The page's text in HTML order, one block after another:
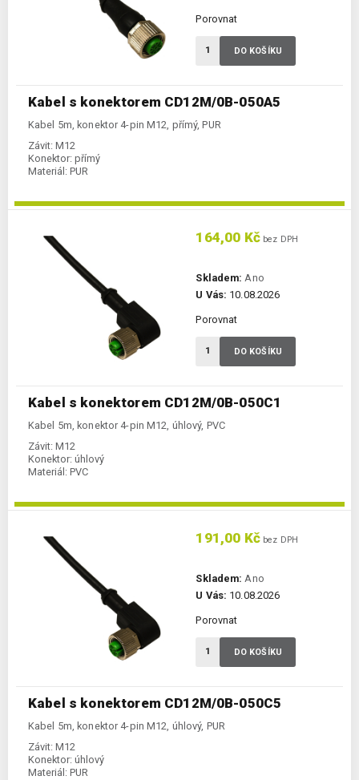
Kabel s konektorem CD12M/0B-050A5
Kabel 5m, konektor 4-pin M12, přímý, PUR
Závit: M12
Konektor: přímý
Materiál: PUR
Porovnat
DO KOŠÍKU
Kabel s konektorem CD12M/0B-050C1
Kabel 5m, konektor 4-pin M12, úhlový, PVC
Závit: M12
Konektor: úhlový
Materiál: PVC
164,00 Kč bez DPH
Skladem: Ano
U Vás: 10.08.2026
Porovnat
DO KOŠÍKU
Kabel s konektorem CD12M/0B-050C5
Kabel 5m, konektor 4-pin M12, úhlový, PUR
Závit: M12
Konektor: úhlový
Materiál: PUR
191,00 Kč bez DPH
Skladem: Ano
U Vás: 10.08.2026
Porovnat
DO KOŠÍKU